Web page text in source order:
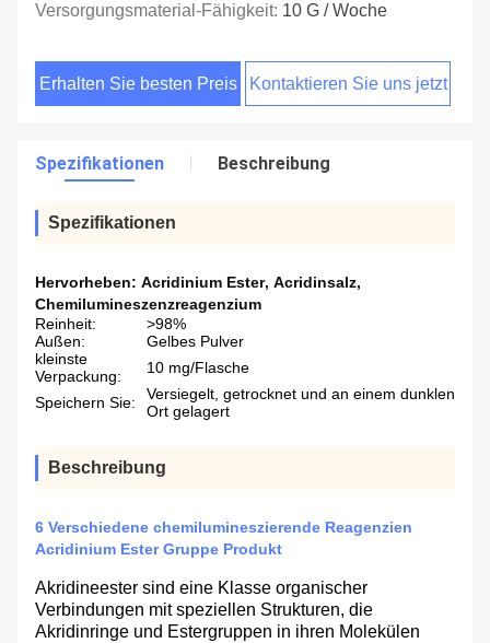
Versorgungsmaterial-Fähigkeit: 10 G / Woche
Erhalten Sie besten Preis Kontaktieren Sie uns jetzt
Spezifikationen Beschreibung
Spezifikationen
Hervorheben: Acridinium Ester, Acridinsalz,
Chemilumineszenzreagenzium
Reinheit:
>98%
Außen:
Gelbes Pulver
kleinste
Verpackung:
10 mg/Flasche
Speichern Sie:
Versiegelt, getrocknet und an einem dunklen
Ort gelagert
Beschreibung
6 Verschiedene chemilumineszierende Reagenzien
Acridinium Ester Gruppe Produkt
Akridineester sind eine Klasse organischer
Verbindungen mit speziellen Strukturen, die
Akridinringe und Estergruppen in ihren Molekülen